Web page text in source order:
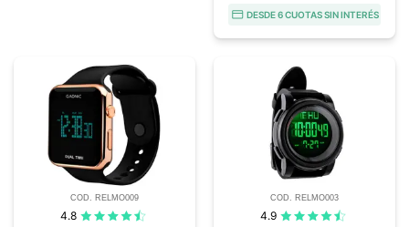
DESDE 6 CUOTAS SIN INTERÉS
COD. RELMO009
4.8
COD. RELMO003
4.9